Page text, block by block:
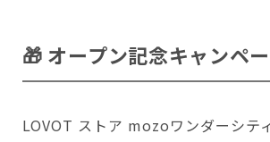
🎁 オープン記念キャンペ
LOVOT ストア mozoワンダーシテ